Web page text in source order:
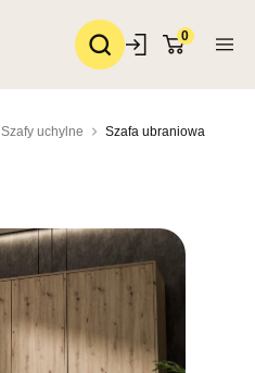
0
Szafy uchylne Szafa ubraniowa